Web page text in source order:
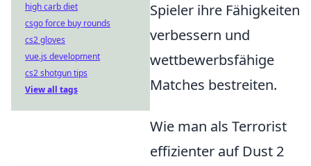
Spieler ihre Fähigkeiten
verbessern und
wettbewerbsfähige
Matches bestreiten.
Wie man als Terrorist
effizienter auf Dust 2
high carb diet
csgo force buy rounds
cs2 gloves
vue.js development
cs2 shotgun tips
View all tags